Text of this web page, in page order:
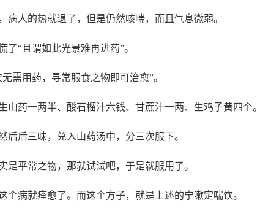
病人的热就退了，但是仍然咳喘，而且气息微弱。
了“且谓如此光景难再进药”。
需用药，寻常服食之物即可治愈”。
山药一两半、酸石榴汁六钱、甘蔗汁一两、生鸡子黄四个。
后后三味，兑入山药汤中，分三次服下。
是平常之物，那就试试吧，于是就服用了。
个病就痊愈了。而这个方子，就是上述的宁嗽定喘饮。